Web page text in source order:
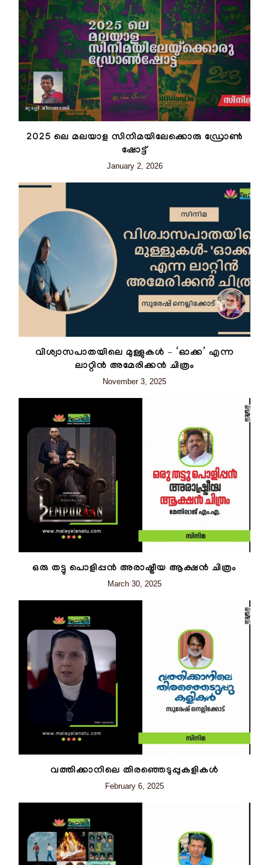
2025 ലെ മലയാള സിനിമയിലേക്കൊരു ഡ്രോൺ
ഷോട്ട്
January 2, 2026
വിശ്വാസപാതയിലെ മുള്ളുകള്‍ – ‘ഓക്ക’ എന്ന
ലാറ്റിന്‍ അമേരിക്കന്‍ ചിത്രം
November 3, 2025
ഒരു തട്ടു പൊളിപ്പൻ അരാഷ്ട്രീയ ആക്ഷൻ ചിത്രം
March 30, 2025
വത്തിക്കാനിലെ തിരഞ്ഞെടുപ്പുകളികള്‍
February 6, 2025